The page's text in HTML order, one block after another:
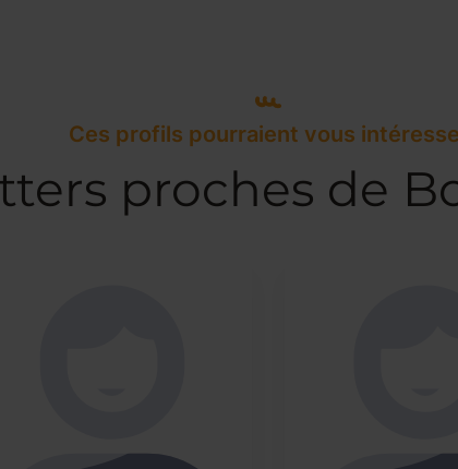
Ces profils pourraient vous
proches de